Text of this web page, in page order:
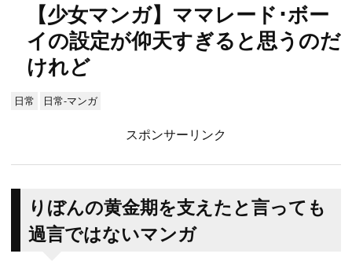
【少女マンガ】ママレード･ボー
イの設定が仰天すぎると思うのだ
けれど
日常 日常-マンガ
スポンサーリンク
りぼんの黄金期を支えたと言っても
過言ではないマンガ